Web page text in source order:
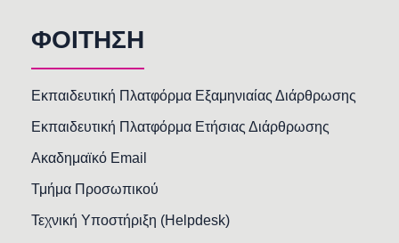
ΦΟΙΤΗΣΗ
Εκπαιδευτική Πλατφόρμα Εξαμηνιαίας Διάρθρωσης
Εκπαιδευτική Πλατφόρμα Ετήσιας Διάρθρωσης
Ακαδημαϊκό Email
Τμήμα Προσωπικού
Τεχνική Υποστήριξη (Helpdesk)